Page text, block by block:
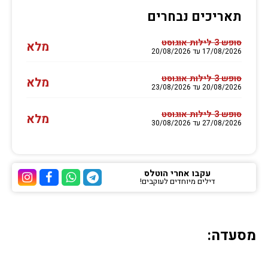
תאריכים נבחרים
סופש 3 לילות אוגוסט
17/08/2026 עד 20/08/2026 מלא
סופש 3 לילות אוגוסט
20/08/2026 עד 23/08/2026 מלא
סופש 3 לילות אוגוסט
27/08/2026 עד 30/08/2026 מלא
ערוץ ערוץ
ערוץ הוואטסאפ של
ערוץ הטלגרם של הוטלס
עקבו אחרי הוטלס
דילים מיוחדים לעוקבים!
מסעדה: